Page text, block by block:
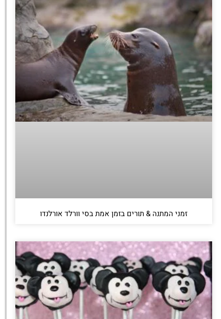
זמני המתנה & תורים בזמן אמת בסי וורלד אורלנדו